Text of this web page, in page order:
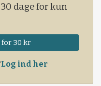
dage for kun
for 30 kr
Log ind her